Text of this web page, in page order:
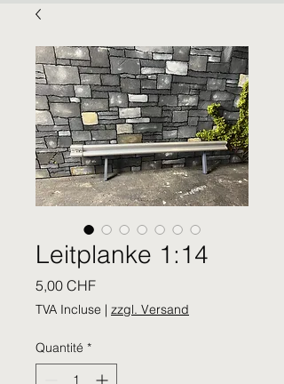
Leitplanke 1:14
5,00 CHFPrix
TVA Incluse | zzgl. Versand
Quantité *